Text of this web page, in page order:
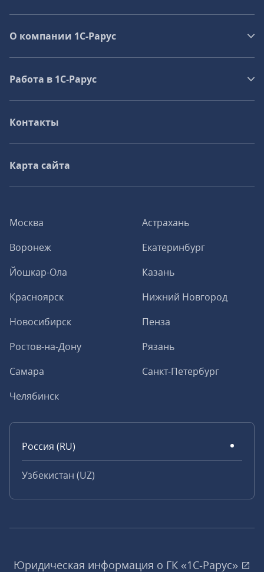
Москва
Астрахань
Воронеж
Екатеринбург
Йошкар-Ола
Казань
Красноярск
Нижний Новгород
Новосибирск
Пенза
Ростов-на-Дону
Рязань
Самара
Санкт-Петербург
Челябинск
Россия (RU)
Узбекистан (UZ)
О компании 1C-Рарус
Работа в 1С‑Рарус
Контакты
Карта сайта
Юридическая информация о ГК «1С‑Рарус»